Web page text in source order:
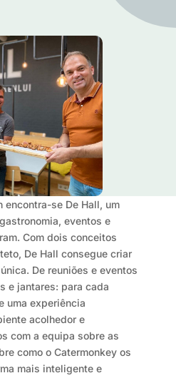
encontra-se De Hall, um
eventos e
Com dois conceitos
De Hall consegue criar
De reuniões e eventos
e jantares: para cada
uma experiência
acolhedor e
com a equipa sobre as
como o Catermonkey os
mais inteligente e